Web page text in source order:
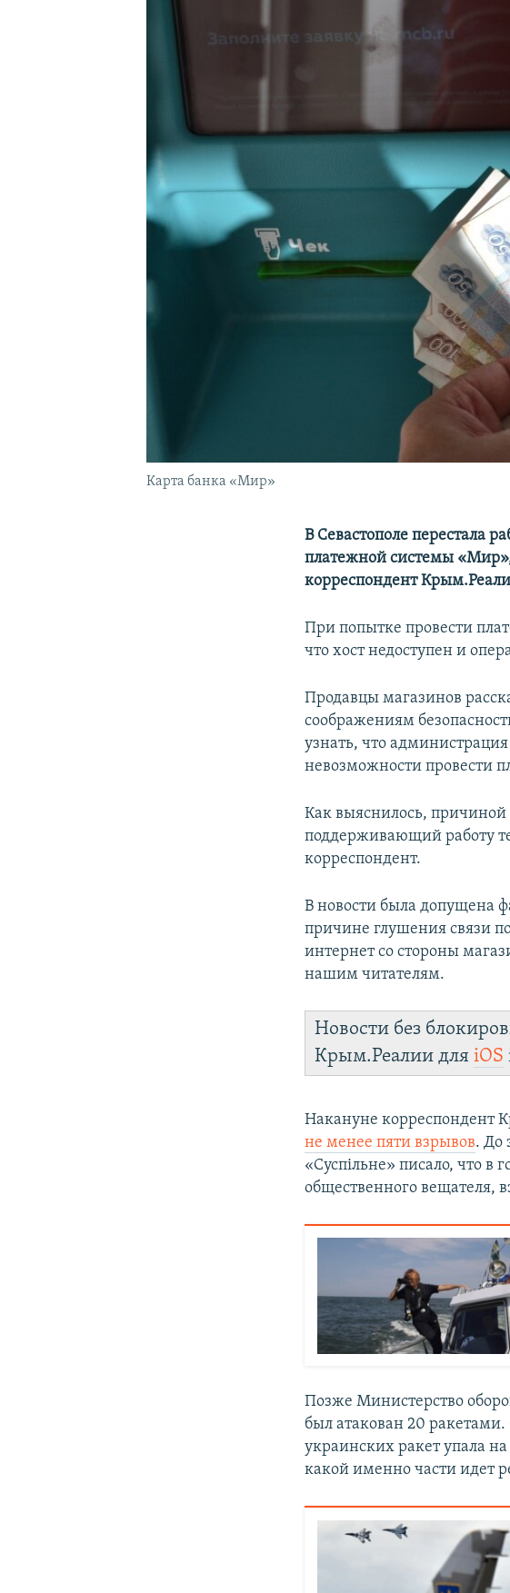
Карта банка «Мир»
В Севастополе перестала
платежной системы
корреспондент
При попытке провести
что хост недоступен и
Продавцы магазинов
соображениям
узнать, что
невозможности провести
Как выяснилось, причиной
поддерживающий работу
корреспондент.
В новости была допущена
причине глушения связи
интернет со стороны
нашим читателям.
Новости без
Крым.Реалии дляiOS
Накануне корреспондент
не менее пяти взрывов. До
«Суспільне» писало, что
общественного вещателя,
Позже Министерство
был атакован 20
украинских ракет упала
какой именно части идет